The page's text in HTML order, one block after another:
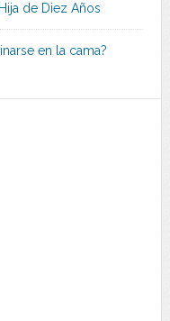
de Diez Años
en la cama?